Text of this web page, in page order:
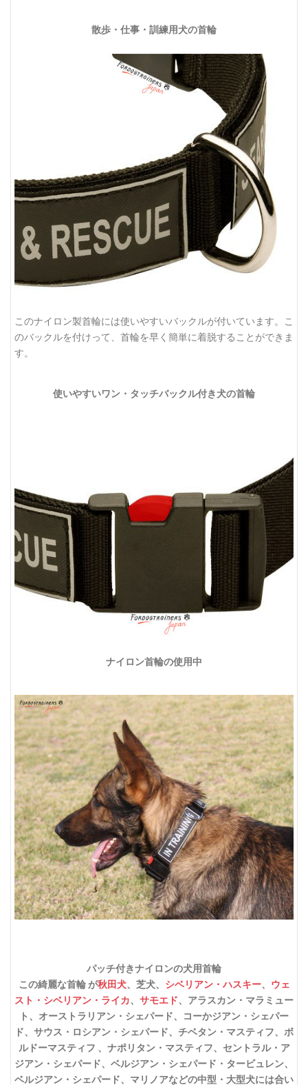
散歩・仕事・訓練用犬の首輪
このナイロン製首輪には使いやすいバックルが付いています。こ
のバックルを付けって、首輪を早く簡単に着脱することができま
す。
使いやすいワン・タッチバックル付き犬の首輪
ナイロン首輪の使用中
パッチ付きナイロンの犬用首輪
この綺麗な首輪 が秋田犬、芝犬、 シベリアン・ハスキー、 ウェ
スト・シベリアン・ライカ、 サモエド、アラスカン・マラミュー
ト、オーストラリアン・シェパード、コーかジアン・シェパー
ド、サウス・ロシアン・シェパード、チベタン・マスティフ、ボ
ルドーマスティフ 、ナポリタン・マスティフ、セントラル・ア
ジアン・シェパード、ベルジアン・シェパード・タービュレン、
ベルジアン・シェパード、マリノアなどの中型・大型犬には合い